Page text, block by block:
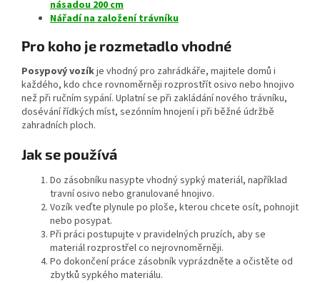
násadou 200 cm
Nářadí na založení trávníku
Pro koho je rozmetadlo vhodné
Posypový vozíkje vhodný pro zahrádkáře, majitele domů i
každého, kdo chce rovnoměrněji rozprostřít osivo nebo hnojivo
než při ručním sypání. Uplatní se při zakládání nového trávníku,
dosévání řídkých míst, sezónním hnojení i při běžné údržbě
zahradních ploch.
Jak se používá
Do zásobníku nasypte vhodný sypký materiál, například
travní osivo nebo granulované hnojivo.
Vozík veďte plynule po ploše, kterou chcete osít, pohnojit
nebo posypat.
Při práci postupujte v pravidelných pruzích, aby se
materiál rozprostřel co nejrovnoměrněji.
Po dokončení práce zásobník vyprázdněte a očistěte od
zbytků sypkého materiálu.